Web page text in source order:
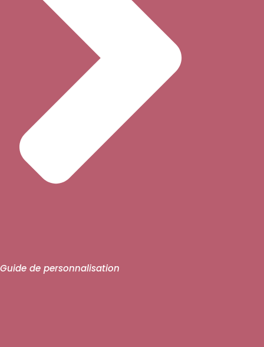
Guide de personnalisation